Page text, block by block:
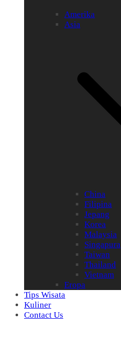
Amerika
Asia
China
Filipina
Jepang
Korea
Malaysia
Singapura
Taiwan
Thailand
Vietnam
Eropa
Tips Wisata
Kuliner
Contact Us